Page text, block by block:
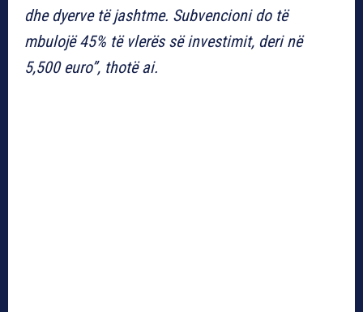
dhe dyerve të jashtme. Subvencioni do të
mbulojë 45% të vlerës së investimit, deri në
5,500 euro”, thotë ai.